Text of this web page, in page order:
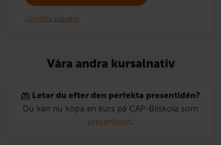
Jämföra paketer
Våra andra kursalnativ
Letar du efter den perfekta presentidén?
Du kan nu köpa en kurs på CAP-Bilskola som
presentkort